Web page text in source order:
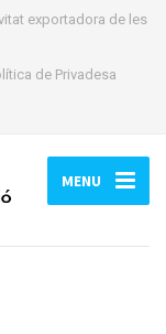
exportadora de les
de Privadesa
MENU